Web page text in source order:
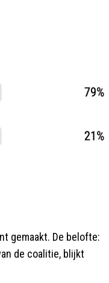
gemaakt. De belofte:
de coalitie, blijkt